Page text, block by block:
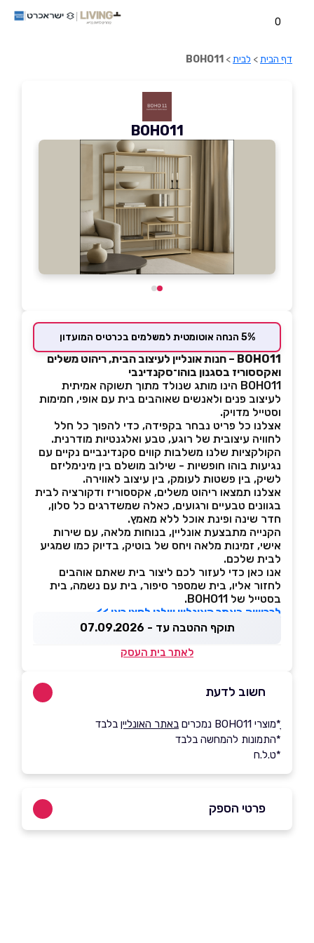
0
דף הבית> לבית>
BOHO11
BOHO11
5% הנחה אוטומטית למשלמים בכרטיס המועדון
BOHO11 – חנות אונליין לעיצוב הבית, ריהוט משלים
ואקססוריז בסגנון בוהו־סקנדינבי
BOHO11 הינו מותג שנולד מתוך תשוקה אמיתית
לעיצוב פנים ולאנשים שאוהבים בית עם אופי, חמימות
וסטייל מדויק.
אצלנו כל פריט נבחר בקפידה, כדי להפוך כל חלל
לחוויה עיצובית של רוגע, טבע ואלגנטיות מודרנית.
הקולקציות שלנו משלבות קווים סקנדינביים נקיים עם
נגיעות בוהו חופשיות - שילוב מושלם בין מינימליזם
לשיק, בין פשטות לעומק, בין עיצוב לאווירה.
אצלנו תמצאו ריהוט משלים, אקססוריז ודקורציה לבית
בגוונים טבעיים ורגועים, כאלה שמשדרגים כל סלון,
חדר שינה ופינת אוכל ללא מאמץ.
הקנייה מתבצעת אונליין, בנוחות מלאה, עם שירות
אישי, זמינות מלאה ויחס של בוטיק, בדיוק כמו שמגיע
לבית שלכם.
אנו כאן כדי לעזור לכם ליצור בית שאתם אוהבים
לחזור אליו, בית שמספר סיפור, בית עם נשמה, בית
בסטייל של BOHO11.
לרכישה באתר האונליין שלנו לחצו כאן >>
תוקף ההטבה עד - 07.09.2026
לאתר בית העסק
חשוב לדעת
ָ*מוצרי BOHO11 נמכרים באתר האונליין בלבד
*התמונות להמחשה בלבד
*ט.ל.ח
פרטי הספק